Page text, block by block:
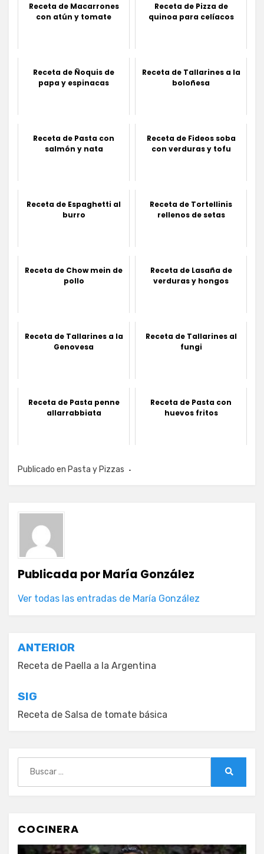
Receta de Macarrones
con atún y tomate
Receta de Pizza de
quinoa para celíacos
Receta de Ñoquis de
papa y espinacas
Receta de Tallarines a la
boloñesa
Receta de Pasta con
salmón y nata
Receta de Fideos soba
con verduras y tofu
Receta de Espaghetti al
burro
Receta de Tortellinis
rellenos de setas
Receta de Chow mein de
pollo
Receta de Lasaña de
verduras y hongos
Receta de Tallarines a la
Genovesa
Receta de Tallarines al
fungi
Receta de Pasta penne
allarrabbiata
Receta de Pasta con
huevos fritos
Publicado en Pasta y Pizzas
Publicada porMaría González
Ver todas las entradas de María González
Navegación
de
entradas
ANTERIOR
Receta de Paella a la Argentina
SIG
Receta de Salsa de tomate básica
COCINERA